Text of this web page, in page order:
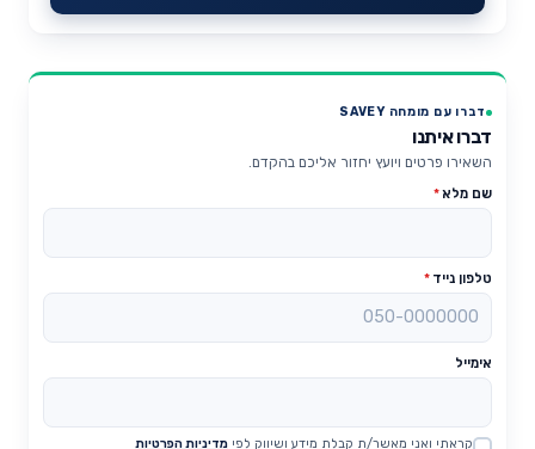
דברו עם מומחה SAVEY
דברו איתנו
השאירו פרטים ויועץ יחזור אליכם בהקדם.
שם מלא*
טלפון נייד *
אימייל
קראתי ואני מאשר/ת קבלת מידע ושיווק לפי מדיניות הפרטיות